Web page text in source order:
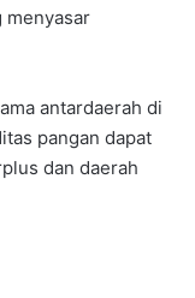
menyasar
antardaerah di
pangan dapat
dan daerah